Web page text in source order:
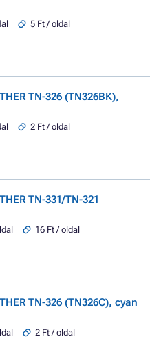
5 Ft / oldal
TN-326 (TN326BK),
2 Ft / oldal
TN-331/TN-321
16 Ft / oldal
TN-326 (TN326C), cyan
2 Ft / oldal